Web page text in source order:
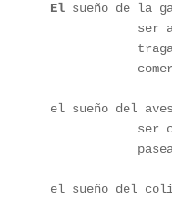
El sueño de la
el sueño del
el sueño del